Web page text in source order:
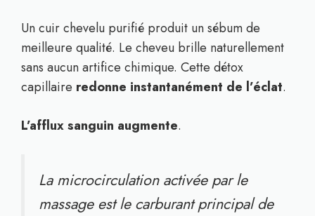
Un cuir chevelu purifié produit un sébum de
meilleure qualité. Le cheveu brille naturellement
sans aucun artifice chimique. Cette détox
capillaire redonne instantanément de l’éclat.
L’afflux sanguin augmente.
La microcirculation activée par le
massage est le carburant principal de